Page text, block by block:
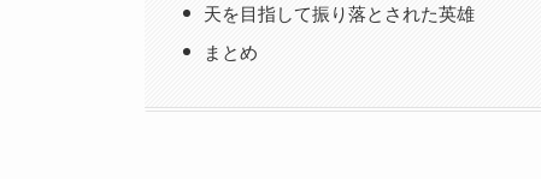
天を目指して振り落とされた英雄
まとめ